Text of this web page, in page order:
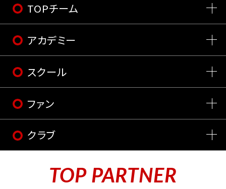
TOPチーム
アカデミー
スクール
ファン
クラブ
TOP PARTNER